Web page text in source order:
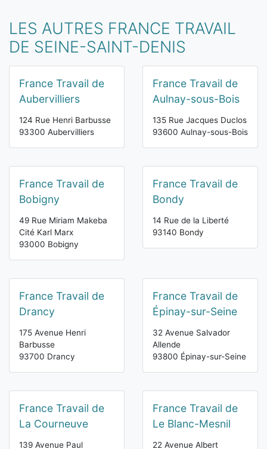
LES AUTRES FRANCE TRAVAIL
DE SEINE-SAINT-DENIS
France Travail de
Aubervilliers
124 Rue Henri Barbusse
93300 Aubervilliers
France Travail de
Aulnay-sous-Bois
135 Rue Jacques Duclos
93600 Aulnay-sous-Bois
France Travail de
Bobigny
49 Rue Miriam Makeba
Cité Karl Marx
93000 Bobigny
France Travail de
Bondy
14 Rue de la Liberté
93140 Bondy
France Travail de
Drancy
175 Avenue Henri
Barbusse
93700 Drancy
France Travail de
Épinay-sur-Seine
32 Avenue Salvador
Allende
93800 Épinay-sur-Seine
France Travail de
La Courneuve
139 Avenue Paul
France Travail de
Le Blanc-Mesnil
22 Avenue Albert